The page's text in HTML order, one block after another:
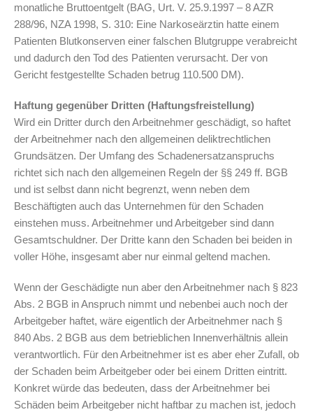
monatliche Bruttoentgelt (BAG, Urt. V. 25.9.1997 – 8 AZR
288/96, NZA 1998, S. 310: Eine Narkoseärztin hatte einem
Patienten Blutkonserven einer falschen Blutgruppe verabreicht
und dadurch den Tod des Patienten verursacht. Der von
Gericht festgestellte Schaden betrug 110.500 DM).
Haftung gegenüber Dritten (Haftungsfreistellung)
Wird ein Dritter durch den Arbeitnehmer geschädigt, so haftet
der Arbeitnehmer nach den allgemeinen deliktrechtlichen
Grundsätzen. Der Umfang des Schadenersatzanspruchs
richtet sich nach den allgemeinen Regeln der §§ 249 ff. BGB
und ist selbst dann nicht begrenzt, wenn neben dem
Beschäftigten auch das Unternehmen für den Schaden
einstehen muss. Arbeitnehmer und Arbeitgeber sind dann
Gesamtschuldner. Der Dritte kann den Schaden bei beiden in
voller Höhe, insgesamt aber nur einmal geltend machen.
Wenn der Geschädigte nun aber den Arbeitnehmer nach § 823
Abs. 2 BGB in Anspruch nimmt und nebenbei auch noch der
Arbeitgeber haftet, wäre eigentlich der Arbeitnehmer nach §
840 Abs. 2 BGB aus dem betrieblichen Innenverhältnis allein
verantwortlich. Für den Arbeitnehmer ist es aber eher Zufall, ob
der Schaden beim Arbeitgeber oder bei einem Dritten eintritt.
Konkret würde das bedeuten, dass der Arbeitnehmer bei
Schäden beim Arbeitgeber nicht haftbar zu machen ist, jedoch